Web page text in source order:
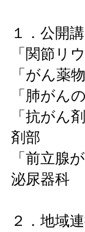
１．公開
「関節リ
「がん薬
「肺がん
「抗がん
剤部
「前立腺
泌尿器科
２．地域